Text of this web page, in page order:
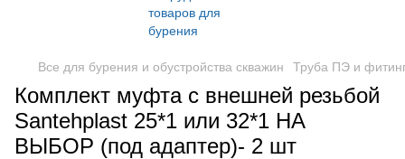
Все для бурения и обустройства скважин Труба ПЭ и
Комплект муфта с внешней резьбой
Santehplast 25*1 или 32*1 НА
ВЫБОР (под адаптер)- 2 шт